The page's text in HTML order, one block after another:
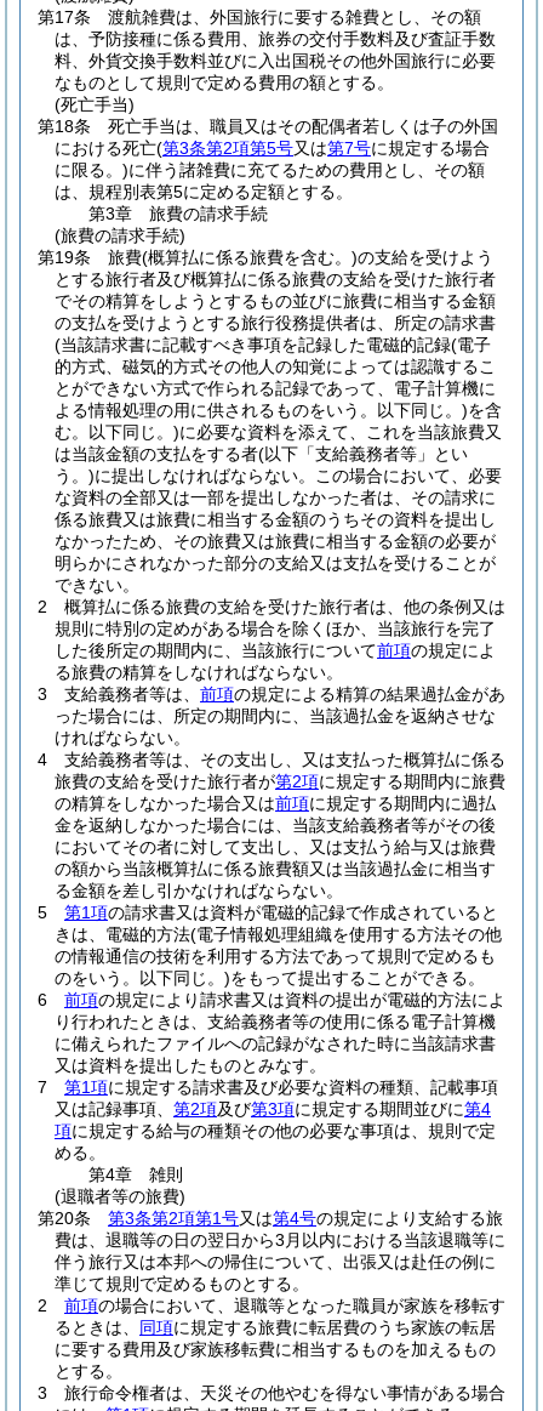
第17条
渡航雑費は、外国旅行に要する雑費とし、その額
は、予防接種に係る費用、旅券の交付手数料及び査証手数
料、外貨交換手数料並びに入出国税その他外国旅行に必要
なものとして規則で定める費用の額とする。
(死亡手当)
第18条
死亡手当は、職員又はその配偶者若しくは子の外国
における死亡(第3条第2項第5号又は第7号に規定する場合
に限る。)に伴う諸雑費に充てるための費用とし、その額
は、規程別表第5に定める定額とする。
第3章
旅費の請求手続
(旅費の請求手続)
第19条
旅費(概算払に係る旅費を含む。)の支給を受けよう
とする旅行者及び概算払に係る旅費の支給を受けた旅行者
でその精算をしようとするもの並びに旅費に相当する金額
の支払を受けようとする旅行役務提供者は、所定の請求書
(当該請求書に記載すべき事項を記録した電磁的記録(電子
的方式、磁気的方式その他人の知覚によっては認識するこ
とができない方式で作られる記録であって、電子計算機に
よる情報処理の用に供されるものをいう。以下同じ。)を含
む。以下同じ。)に必要な資料を添えて、これを当該旅費又
は当該金額の支払をする者(以下「支給義務者等」とい
う。)に提出しなければならない。
この場合において、必要
な資料の全部又は一部を提出しなかった者は、その請求に
係る旅費又は旅費に相当する金額のうちその資料を提出し
なかったため、その旅費又は旅費に相当する金額の必要が
明らかにされなかった部分の支給又は支払を受けることが
できない。
2
概算払に係る旅費の支給を受けた旅行者は、他の条例又は
規則に特別の定めがある場合を除くほか、当該旅行を完了
した後所定の期間内に、当該旅行について前項の規定によ
る旅費の精算をしなければならない。
3
支給義務者等は、 前項の規定による精算の結果過払金があ
った場合には、所定の期間内に、当該過払金を返納させな
ければならない。
4
支給義務者等は、その支出し、又は支払った概算払に係る
旅費の支給を受けた旅行者が第2項に規定する期間内に旅費
の精算をしなかった場合又は前項に規定する期間内に過払
金を返納しなかった場合には、当該支給義務者等がその後
においてその者に対して支出し、又は支払う給与又は旅費
の額から当該概算払に係る旅費額又は当該過払金に相当す
る金額を差し引かなければならない。
5
第1項の請求書又は資料が電磁的記録で作成されていると
きは、電磁的方法(電子情報処理組織を使用する方法その他
の情報通信の技術を利用する方法であって規則で定めるも
のをいう。以下同じ。)をもって提出することができる。
6
前項の規定により請求書又は資料の提出が電磁的方法によ
り行われたときは、支給義務者等の使用に係る電子計算機
に備えられたファイルへの記録がなされた時に当該請求書
又は資料を提出したものとみなす。
7
第1項に規定する請求書及び必要な資料の種類、記載事項
又は記録事項、 第2項及び第3項に規定する期間並びに第4
項に規定する給与の種類その他の必要な事項は、規則で定
める。
第4章
雑則
(退職者等の旅費)
第20条
第3条第2項第1号又は第4号の規定により支給する旅
費は、退職等の日の翌日から3月以内における当該退職等に
伴う旅行又は本邦への帰住について、出張又は赴任の例に
準じて規則で定めるものとする。
2
前項の場合において、退職等となった職員が家族を移転す
るときは、 同項に規定する旅費に転居費のうち家族の転居
に要する費用及び家族移転費に相当するものを加えるもの
とする。
3
旅行命令権者は、天災その他やむを得ない事情がある場合